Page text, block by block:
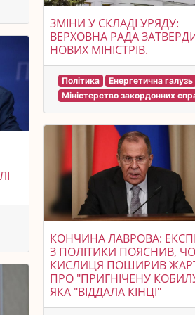
ЗМІНИ У СКЛАДІ УРЯДУ:
ВЕРХОВНА РАДА
НОВИХ МІНІСТРІВ.
Політика
Енергетична галузь
Міністерство закордонних
КОНЧИНА ЛАВРОВА:
З ПОЛІТИКИ ПОЯСНИВ,
КИСЛИЦЯ ПОШИРИВ
ПРО "ПРИГНІЧЕНУ
ЯКА "ВІДДАЛА КІНЦІ"